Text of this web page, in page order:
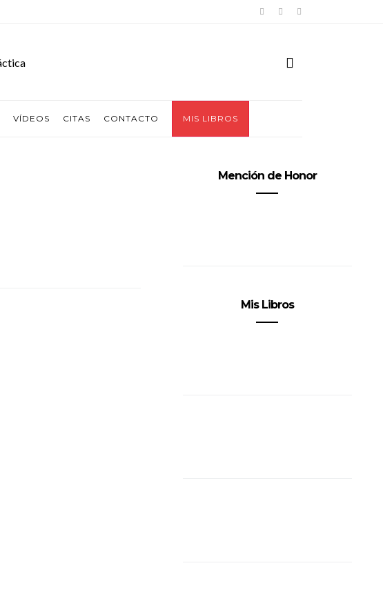
VÍDEOS CITAS CONTACTO MIS LIBROS
Mención de Honor
Mis Libros